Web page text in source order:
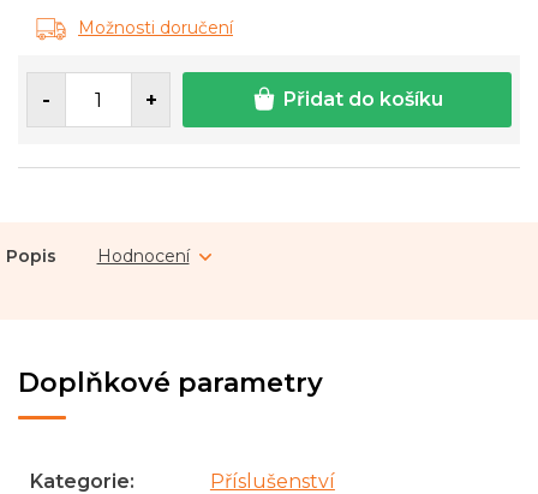
Měrná
cena:
Možnosti doručení
Přidat do košíku
Popis Hodnocení
Doplňkové parametry
Kategorie: Příslušenství